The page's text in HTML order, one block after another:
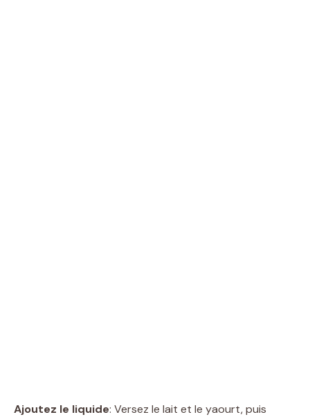
Ajoutez le liquide: Versez le lait et le yaourt, puis